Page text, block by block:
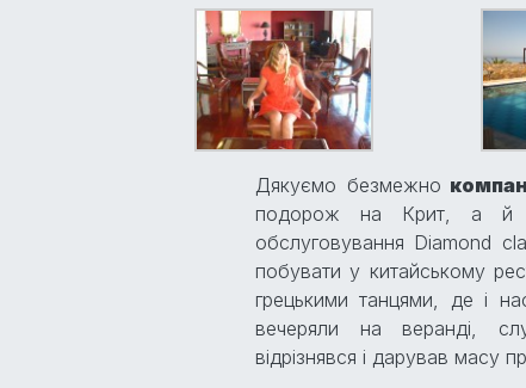
Дякуємо безмежно
подорож на Крит, а й
обслуговування Diamond
побувати у китайському
грецькими танцями, де і
вечеряли на веранді,
відрізнявся і дарував масу